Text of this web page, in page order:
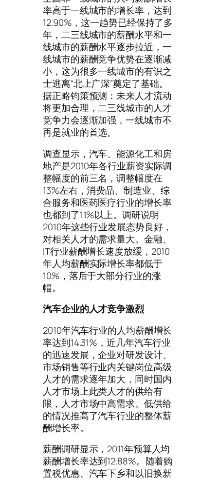
率高于一线城市的增长率，达到
12.90%，这一趋势已经保持了多
年，二三线城市的薪酬水平和一
线城市的薪酬水平逐步拉近，一
线城市的薪酬竞争优势在逐渐减
小，这为很多一线城市的有识之
士逃离“北上广深”奠定了基础。
据正略钧策预测：未来人才流动
将更加合理，二三线城市的人才
竞争力会逐渐加强，一线城市不
再是就业的首选。
调查显示，汽车、能源化工和房
地产是2010年各行业薪资实际调
整幅度的前三名，调整幅度在
13%左右，消费品、制造业、综
合服务和医药医疗行业的增长率
也都到了11%以上。调研说明
2010年这些行业发展态势良好，
对相关人才的需求量大。金融、
IT行业薪酬增长速度放缓，2010
年人均薪酬实际增长率都低于
10%，落后于大部分行业的涨
幅。
汽车企业的人才竞争激烈
2010年汽车行业的人均薪酬增长
率达到14.31%，近几年汽车行业
的迅速发展，企业对研发设计、
市场销售等行业内关键岗位高级
人才的需求逐年加大，同时国内
人才市场上此类人才的供给有
限，人才市场中高需求、低供给
的情况推高了汽车行业的整体薪
酬增长率。
薪酬调研显示，2011年预算人均
薪酬增长率达到12.88%。随着购
置税优惠、汽车下乡和以旧换新